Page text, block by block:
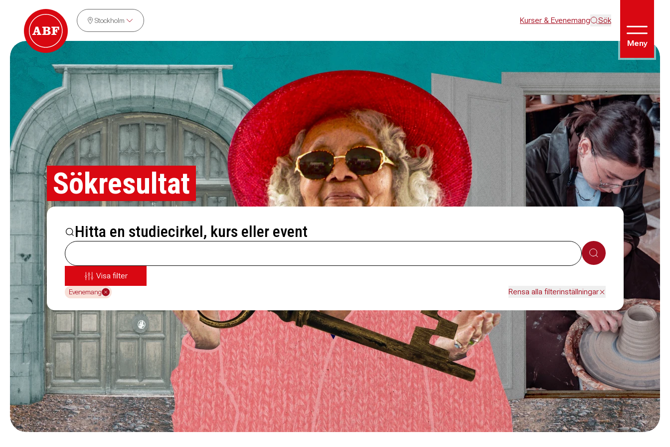
Stockholm Kurser & Evenemang Sök
Meny
Sökresultat
Hitta en studiecirkel, kurs eller event
Sök
Visa filter
Evenemang Rensa alla filterinställningar